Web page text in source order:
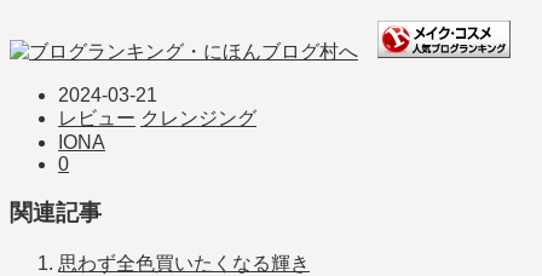
2024-03-21
レビュー クレンジング
IONA
0
関連記事
思わず全色買いたくなる輝き